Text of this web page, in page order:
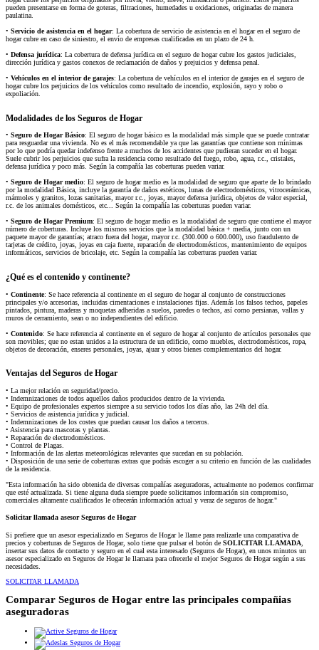
pueden presentarse en forma de goteras, filtraciones, humedades u oxidaciones, originadas de manera
paulatina.
• Servicio de asistencia en el hogar: La cobertura de servicio de asistencia en el hogar en el seguro de
hogar cubre en caso de siniestro, el envío de empresas cualificadas en un plazo de 24 h.
• Defensa jurídica: La cobertura de defensa jurídica en el seguro de hogar cubre los gastos judiciales,
dirección jurídica y gastos conexos de reclamación de daños y prejuicios y defensa penal.
• Vehículos en el interior de garajes: La cobertura de vehículos en el interior de garajes en el seguro de
hogar cubre los perjuicios de los vehículos como resultado de incendio, explosión, rayo y robo o
expoliación.
Modalidades de los Seguros de Hogar
• Seguro de Hogar Básico: El seguro de hogar básico es la modalidad más simple que se puede contratar
para resguardar una vivienda. No es el más recomendable ya que las garantías que contiene son mínimas
por lo que podría quedar indefenso frente a muchos de los accidentes que pudieran suceder en el hogar.
Suele cubrir los perjuicios que sufra la residencia como resultado del fuego, robo, agua, r.c., cristales,
defensa jurídica y poco más. Según la compañía las coberturas pueden variar.
• Seguro de Hogar medio: El seguro de hogar medio es la modalidad de seguro que aparte de lo brindado
por la modalidad Básica, incluye la garantía de daños estéticos, lunas de electrodomésticos, vitrocerámicas,
mármoles y granitos, lozas sanitarias, mayor r.c., joyas, mayor defensa jurídica, objetos de valor especial,
r.c. de los animales domésticos, etc... Según la compañía las coberturas pueden variar.
• Seguro de Hogar Premium: El seguro de hogar medio es la modalidad de seguro que contiene el mayor
número de coberturas. Incluye los mismos servicios que la modalidad básica + media, junto con un
paquete mayor de garantías; atraco fuera del hogar, mayor r.c. (300.000 o 600.000), uso fraudulento de
tarjetas de crédito, joyas, joyas en caja fuerte, reparación de electrodomésticos, mantenimiento de equipos
informáticos, servicios de bricolaje, etc. Según la compañía las coberturas pueden variar.
¿Qué es el contenido y continente?
• Continente: Se hace referencia al continente en el seguro de hogar al conjunto de construcciones
principales y/o accesorias, incluidas cimentaciones e instalaciones fijas. Además los falsos techos, papeles
pintados, pintura, maderas y moquetas adheridas a suelos, paredes o techos, así como persianas, vallas y
muros de cerramiento, sean o no independientes del edificio.
• Contenido: Se hace referencia al continente en el seguro de hogar al conjunto de artículos personales que
son movibles; que no estan unidos a la estructura de un edificio, como muebles, electrodomésticos, ropa,
objetos de decoración, enseres personales, joyas, ajuar y otros bienes complementarios del hogar.
Ventajas del Seguros de Hogar
• La mejor relación en seguridad/precio.
• Indemnizaciones de todos aquellos daños producidos dentro de la vivienda.
• Equipo de profesionales expertos siempre a su servicio todos los días año, las 24h del día.
• Servicios de asistencia jurídica y judicial.
• Indemnizaciones de los costes que puedan causar los daños a terceros.
• Asistencia para mascotas y plantas.
• Reparación de electrodomésticos.
• Control de Plagas.
• Información de las alertas meteorológicas relevantes que sucedan en su población.
• Disposición de una serie de coberturas extras que podrás escoger a su criterio en función de las cualidades
de la residencia.
"Esta información ha sido obtenida de diversas compañías aseguradoras, actualmente no podemos confirmar
que esté actualizada. Si tiene alguna duda siempre puede solicitarnos información sin compromiso,
comerciales altamente cualificados le ofrecerán información actual y veraz de seguros de hogar."
Solicitar llamada asesor Seguros de Hogar
Si prefiere que un asesor especializado en Seguros de Hogar le llame para realizarle una comparativa de
precios y coberturas de Seguros de Hogar, solo tiene que pulsar el botón de SOLICITAR LLAMADA
insertar sus datos de contacto y seguro en el cual esta interesado (Seguros de Hogar), en unos minutos un
asesor especializado en Seguros de Hogar le llamara para ofrecerle el mejor Seguros de Hogar según a sus
necesidades.
SOLICITAR LLAMADA
Comparar Seguros de Hogar entre las principales compañias
aseguradoras